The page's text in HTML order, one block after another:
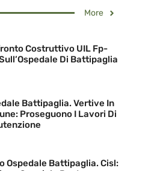
More
Costruttivo UIL Fp-
Di Battipaglia
Battipaglia. Vertive In
Proseguono I Lavori Di
Ospedale Battipaglia. Cisl: